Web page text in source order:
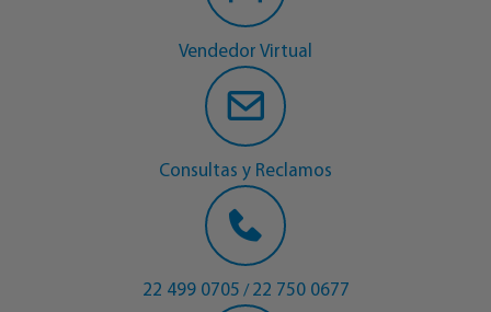
Vendedor Virtual
Consultas y Reclamos
22 499 0705 / 22 750 0677